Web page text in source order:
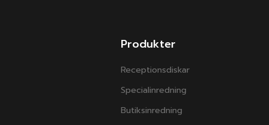
Produkter
Receptionsdiskar
Specialinredning
Butiksinredning